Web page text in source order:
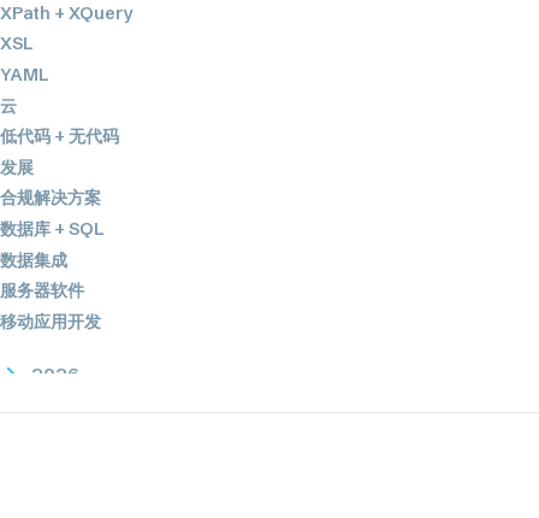
XPath + XQuery
XSL
YAML
云
低代码 + 无代码
发展
合规解决方案
数据库 + SQL
数据集成
服务器软件
移动应用开发
2026